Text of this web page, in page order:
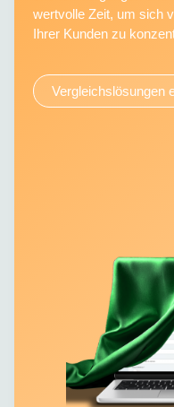
wertvolle Zeit, um sich
Ihrer Kunden zu
Vergleichslösungen